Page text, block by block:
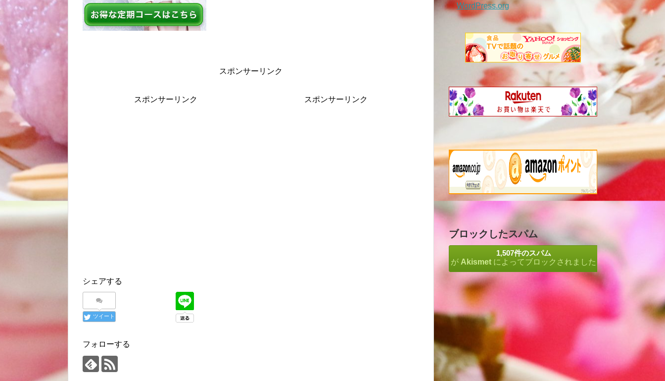
スポンサーリンク
スポンサーリンク スポンサーリンク
シェアする
ツイート
フォローする
WordPress.org
ブロックしたスパム
1,507件のスパム
が Akismet によってブロックされました